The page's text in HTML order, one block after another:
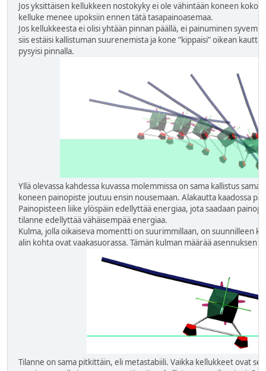
Jos yksittäisen kellukkeen nostokyky ei ole vähintään koneen
kelluke menee upoksiin ennen tätä tasapainoasemaa.
Jos kellukkeesta ei olisi yhtään pinnan päällä, ei painuminen
siis estäisi kallistuman suurenemista ja kone ”kippaisi” oikean
pysyisi pinnalla.
Yllä olevassa kahdessa kuvassa molemmissa on sama kallistus
koneen painopiste joutuu ensin nousemaan. Alakautta kaadossa
Painopisteen liike ylöspäin edellyttää energiaa, jota saadaan
tilanne edellyttää vähäisempää energiaa.
Kulma, jolla oikaiseva momentti on suurimmillaan, on suunnilleen
alin kohta ovat vaakasuorassa. Tämän kulman määrää asennuksen
Tilanne on sama pitkittäin, eli metastabiili. Vaikka kellukkeet ovat